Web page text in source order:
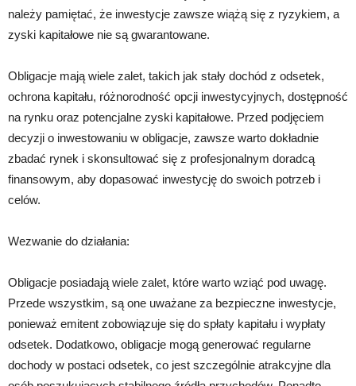
należy pamiętać, że inwestycje zawsze wiążą się z ryzykiem, a
zyski kapitałowe nie są gwarantowane.
Obligacje mają wiele zalet, takich jak stały dochód z odsetek,
ochrona kapitału, różnorodność opcji inwestycyjnych, dostępność
na rynku oraz potencjalne zyski kapitałowe. Przed podjęciem
decyzji o inwestowaniu w obligacje, zawsze warto dokładnie
zbadać rynek i skonsultować się z profesjonalnym doradcą
finansowym, aby dopasować inwestycję do swoich potrzeb i
celów.
Wezwanie do działania:
Obligacje posiadają wiele zalet, które warto wziąć pod uwagę.
Przede wszystkim, są one uważane za bezpieczne inwestycje,
ponieważ emitent zobowiązuje się do spłaty kapitału i wypłaty
odsetek. Dodatkowo, obligacje mogą generować regularne
dochody w postaci odsetek, co jest szczególnie atrakcyjne dla